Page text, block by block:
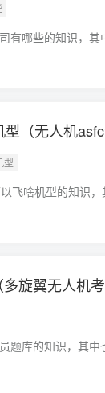
有哪些的知识，
（无人机asfc
型
飞啥机型的知识
旋翼无人机考
题库的知识，其